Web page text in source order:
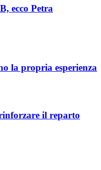
ecco Petra
la propria esperienza
il reparto